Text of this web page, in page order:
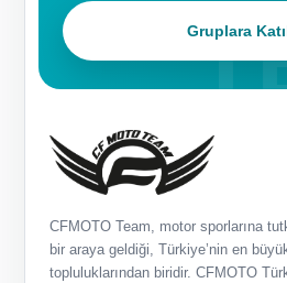
Gruplara
CFMOTO Team, motor sporlarına
bir araya geldiği, Türkiye’nin en
topluluklarından biridir. CFMOTO